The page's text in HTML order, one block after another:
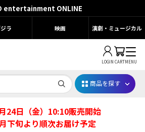
entertainment ONLINE
ラ 映画 演劇・ミュージカル
LOGIN CARTMENU
FES.2026
商品を探す
24日（金）10:10販売開始
下旬より順次お届け予定